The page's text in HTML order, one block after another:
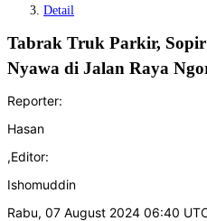
Detail
Tabrak Truk Parkir,
Nyawa di Jalan Raya
Reporter:
Hasan
,Editor:
Ishomuddin
Rabu, 07 August 2024 06:40